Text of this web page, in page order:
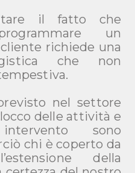
il fatto che
un
richiede una
che non
nel settore
delle attività e
sono
chi è coperto da
della